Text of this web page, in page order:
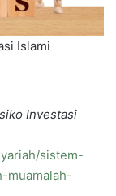
Islami
Investasi
sistem-
muamalah-